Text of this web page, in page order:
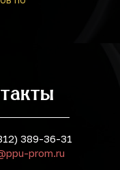
389-36-31
prom.ru